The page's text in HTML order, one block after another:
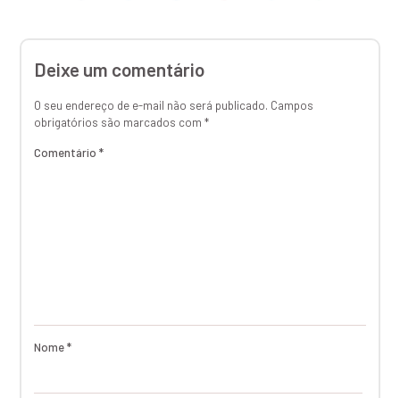
Deixe um comentário
O seu endereço de e-mail não será publicado. Campos
obrigatórios são marcados com *
Comentário *
Nome*